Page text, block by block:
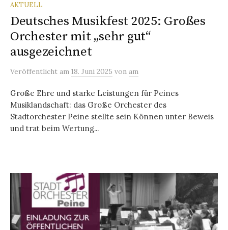
AKTUELL
Deutsches Musikfest 2025: Großes
Orchester mit „sehr gut“
ausgezeichnet
Veröffentlicht am 18. Juni 2025 von am
Große Ehre und starke Leistungen für Peines
Musiklandschaft: das Große Orchester des
Stadtorchester Peine stellte sein Können unter Beweis
und trat beim Wertung...